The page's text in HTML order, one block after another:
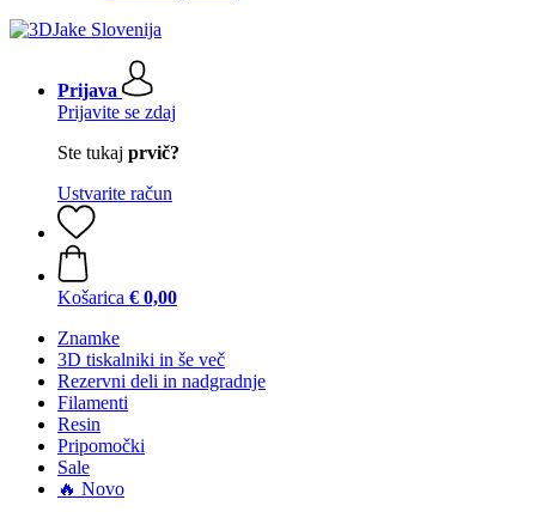
Prijava
Prijavite se zdaj
Ste tukaj prvič?
Ustvarite račun
Košarica € 0,00
Znamke
3D tiskalniki in še več
Rezervni deli in nadgradnje
Filamenti
Resin
Pripomočki
Sale
🔥 Novo